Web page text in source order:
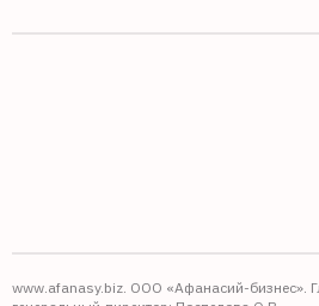
www.afanasy.biz. ООО «Афанасий-бизнес».